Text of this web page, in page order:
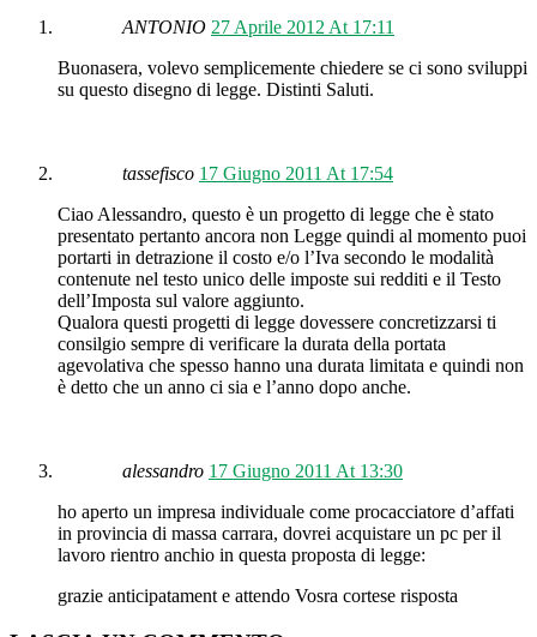
ANTONIO 27 Aprile 2012 At 17:11
Buonasera, volevo semplicemente chiedere se ci sono sviluppi
su questo disegno di legge. Distinti Saluti.
tassefisco 17 Giugno 2011 At 17:54
Ciao Alessandro, questo è un progetto di legge che è stato
presentato pertanto ancora non Legge quindi al momento puoi
portarti in detrazione il costo e/o l’Iva secondo le modalità
contenute nel testo unico delle imposte sui redditi e il Testo
dell’Imposta sul valore aggiunto.
Qualora questi progetti di legge dovessere concretizzarsi ti
consilgio sempre di verificare la durata della portata
agevolativa che spesso hanno una durata limitata e quindi non
è detto che un anno ci sia e l’anno dopo anche.
alessandro 17 Giugno 2011 At 13:30
ho aperto un impresa individuale come procacciatore d’affati
in provincia di massa carrara, dovrei acquistare un pc per il
lavoro rientro anchio in questa proposta di legge:
grazie anticipatament e attendo Vosra cortese risposta